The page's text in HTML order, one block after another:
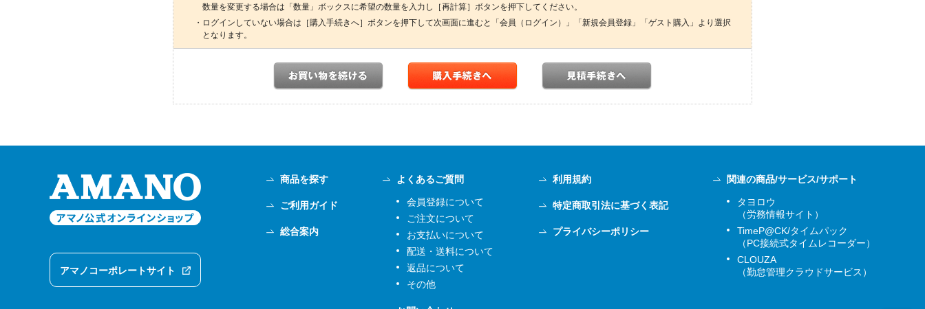
数量を変更する場合は「数量」ボックスに希望の数量を入力し［再計算］ボタンを押下してください。
・ログインしていない場合は［購入手続きへ］ボタンを押下して次画面に進むと「会員（ログイン）」「新規会員登録」「ゲスト購入」より選択
となります。
アマノコーポレートサイト
商品を探す
ご利用ガイド
総合案内
よくあるご質問
会員登録について
ご注文について
お支払いについて
配送・送料について
返品について
その他
利用規約
特定商取引法に基づく表記
プライバシーポリシー
関連の商品/サービス/サポート
タヨロウ
（労務情報サイト）
TimeP@CK/タイムパック
（PC接続式タイムレコーダー）
CLOUZA
（勤怠管理クラウドサービス）